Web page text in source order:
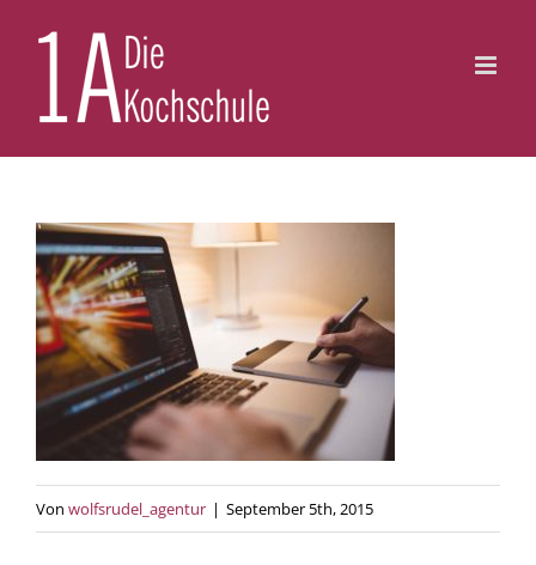
Inhalt
Von wolfsrudel_agentur | September 5th, 2015